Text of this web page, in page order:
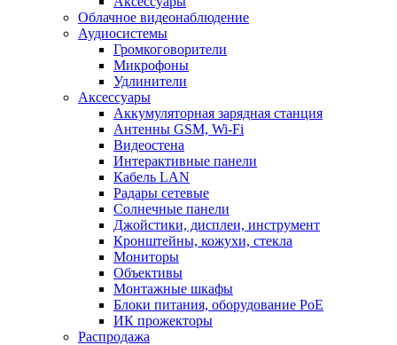
Облачное видеонаблюдение
Аудиосистемы
Громкоговорители
Микрофоны
Удлинители
Аксессуары
Аккумуляторная зарядная станция
Антенны GSM, Wi-Fi
Видеостена
Интерактивные панели
Кабель LAN
Радары сетевые
Солнечные панели
Джойстики, дисплеи, инструмент
Кронштейны, кожухи, стекла
Мониторы
Объективы
Монтажные шкафы
Блоки питания, оборудование PoE
ИК прожекторы
Распродажа